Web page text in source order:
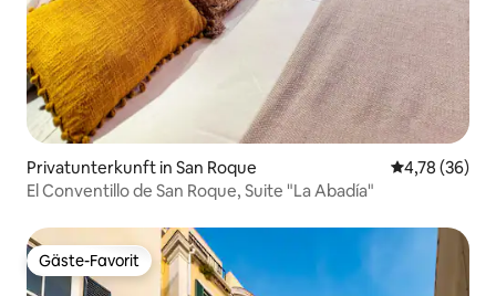
Privatunterkunft in San Roque
4,78 (36)
El Conventillo de San Roque, Suite "La Abadía"
Gäste-Favorit
Gäste-Favorit